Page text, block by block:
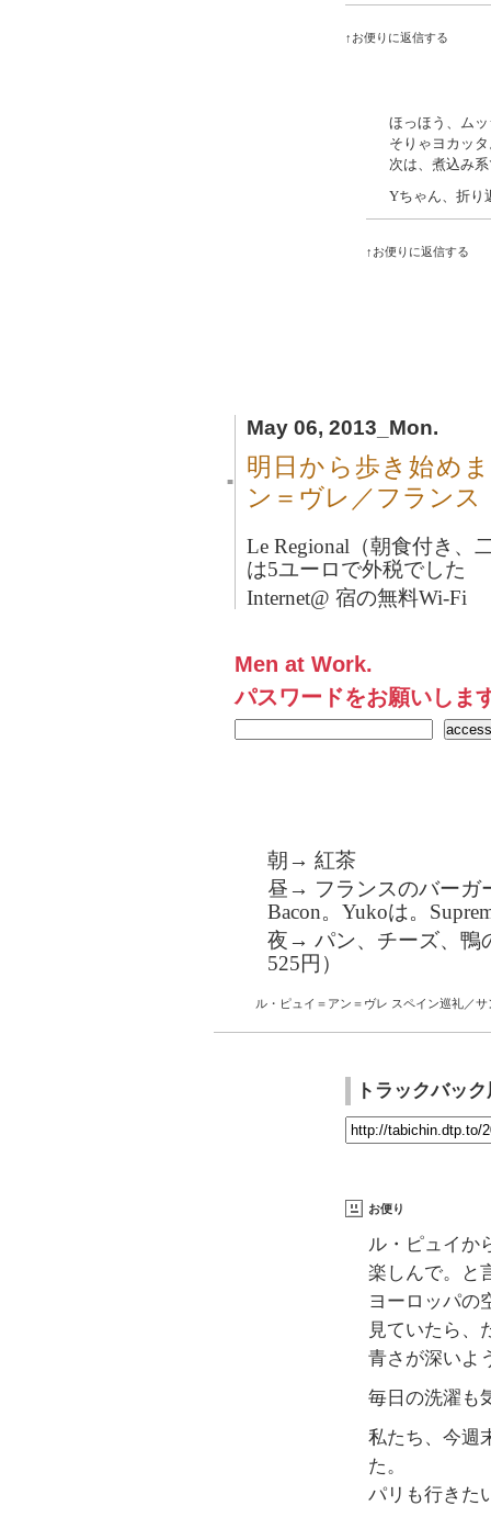
↑お便りに返信する
ほっほう、ム
そりゃヨカッ
次は、煮込み
Yちゃん、折り
↑お便りに返信する
May 06, 2013_Mon.
■
明日から歩き始め
ン＝ヴレ／フランス
Le Regional（朝食付き、
は5ユーロで外税でした
Internet@ 宿の無料Wi-Fi
Men at Work.
パスワードをお願いしま
朝→ 紅茶
昼→ フランスのバーガ
Bacon。Yukoは。
夜→ パン、チーズ、鴨
525円）
ル・ピュイ＝アン＝ヴレ スペイン巡礼／
トラックバッ
お便り
ル・ピュイか
楽しんで。と
ヨーロッパの
見ていたら、
青さが深いよ
毎日の洗濯も
私たち、今週
た。
パリも行きた